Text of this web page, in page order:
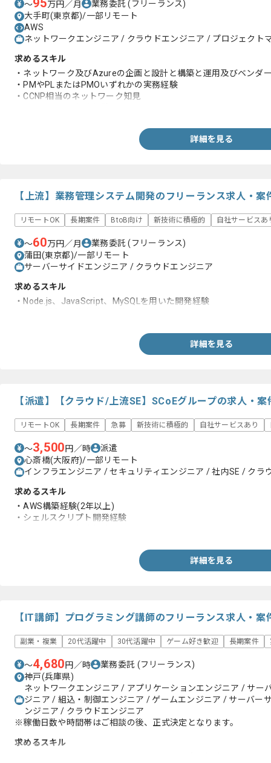
〜95万円／月 業務委託(フリーランス)
大手町(東京都)/一部リモート
AWS
ネットワークエンジニア / クラウドエンジニア / プロジェクト
求めるスキル
・ネットワーク及びAzureの企画と設計と構築と運用及びベンダ
・PMやPLまたはPMOいずれかの実務経験
・CCNP相当のネットワーク知見
詳細を見る
【上流】業務管理システム開発のフリーランス求人・案
リモートOK 長期案件 BtoB向け 新技術に積極的 自社サービスあ
〜60万円／月 業務委託(フリーランス)
蒲田(東京都)/一部リモート
サーバーサイドエンジニア / クラウドエンジニア
求めるスキル
・Node.js、JavaScript、MySQLを用いた開発経験
詳細を見る
【派遣】【クラウド/上流SE】SCoEグループの求人・案
リモートOK 長期案件 急募 新技術に積極的 自社サービスあり
〜3,500円／時
派遣
心斎橋(大阪府)/一部リモート
インフラエンジニア / セキュリティエンジニア / 社内SE / クラ
求めるスキル
・AWS構築経験(2年以上)
・シェルスクリプト開発経験
詳細を見る
【IT講師】プログラミング講師のフリーランス求人・案
副業・複業 20代活躍中 30代活躍中 ゲーム好き歓迎 長期案件
〜4,680円／時 業務委託 (フリーランス)
神戸(兵庫県)
ネットワークエンジニア / アプリケーションエンジニア / サー
ジニア / 組込・制御エンジニア / ゲームエンジニア / サーバー
ンジニア / クラウドエンジニア
※稼働日数や時間帯はご相談の後、正式決定となります。
求めるスキル